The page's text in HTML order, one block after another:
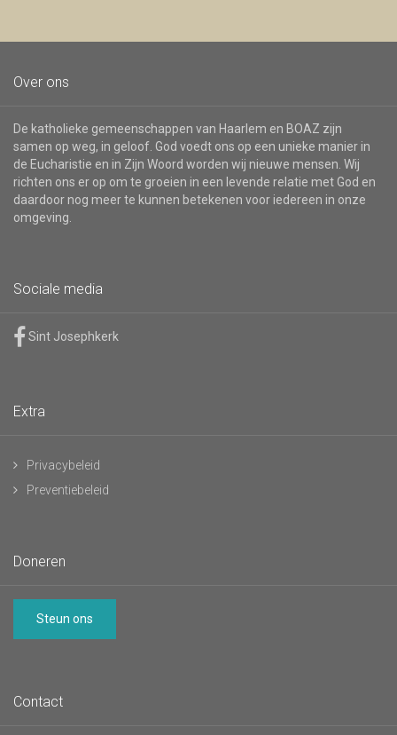
Over ons
De katholieke gemeenschappen van Haarlem en BOAZ zijn
samen op weg, in geloof. God voedt ons op een unieke manier in
de Eucharistie en in Zijn Woord worden wij nieuwe mensen. Wij
richten ons er op om te groeien in een levende relatie met God en
daardoor nog meer te kunnen betekenen voor iedereen in onze
omgeving.
Sociale media
Sint Josephkerk
Extra
Privacybeleid
Preventiebeleid
Doneren
Steun ons
Contact